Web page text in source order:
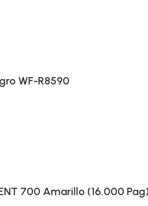
WF-R8590
700 Amarillo (16.000